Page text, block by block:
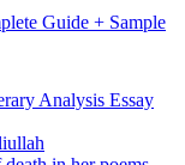
Guide + Sample
Analysis Essay